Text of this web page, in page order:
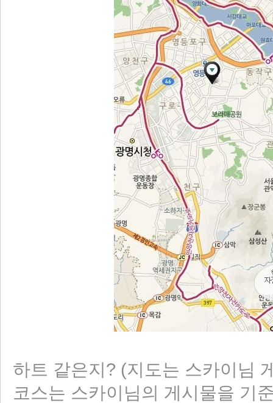
하트 같은지? (지도는 스카이님
코스는 스카이님의 게시물을 기